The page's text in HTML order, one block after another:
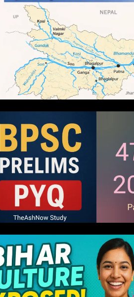
Paper with Answers (Part – 01)
हम बिहारवासी: भाषाओं व संस्कृतियों की
धरोहर “हमारा बिहार”